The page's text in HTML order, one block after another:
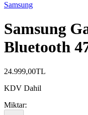
Samsung
Samsung
Bluetooth
24.999,00TL
KDV Dahil
Miktar: